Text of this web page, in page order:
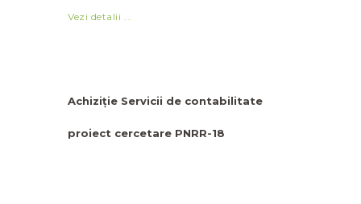
Vezi detalii ...
Achiziție Servicii de contabilitate
proiect cercetare PNRR-18